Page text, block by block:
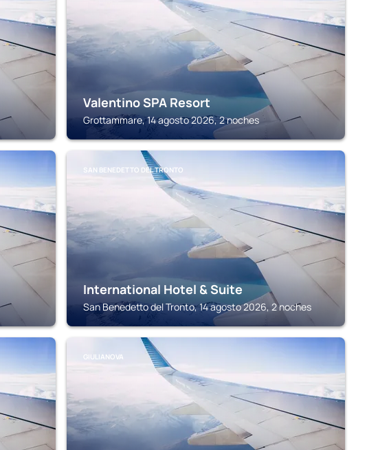
Valentino SPA Resort
Grottammare, 14 agosto 2026, 2 noches
SAN BENEDETTO DEL TRONTO
International Hotel & Suite
San Benedetto del Tronto, 14 agosto 2026, 2 noches
GIULIANOVA